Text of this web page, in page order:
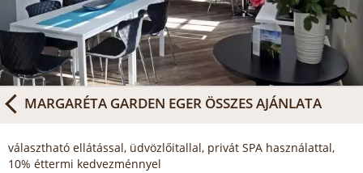
MARGARÉTA GARDEN EGER ÖSSZES AJÁNLATA
választható ellátással, üdvözlőitallal, privát SPA használattal,
10% éttermi kedvezménnyel